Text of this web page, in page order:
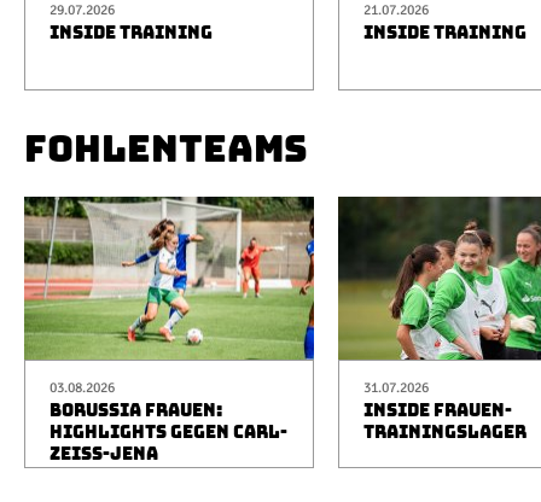
29.07.2026
INSIDE TRAINING
21.07.2026
INSIDE TRAINING
FOHLENTEAMS
03.08.2026
BORUSSIA FRAUEN:
HIGHLIGHTS GEGEN CARL-
ZEISS-JENA
31.07.2026
INSIDE FRAUEN-
TRAININGSLAGER